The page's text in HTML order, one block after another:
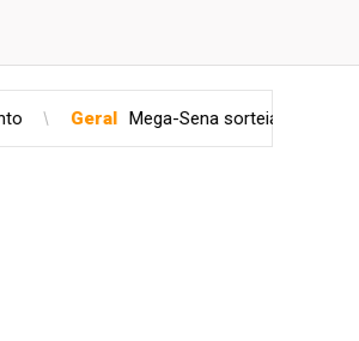
Mega-Sena sorteia prêmio acumulado de